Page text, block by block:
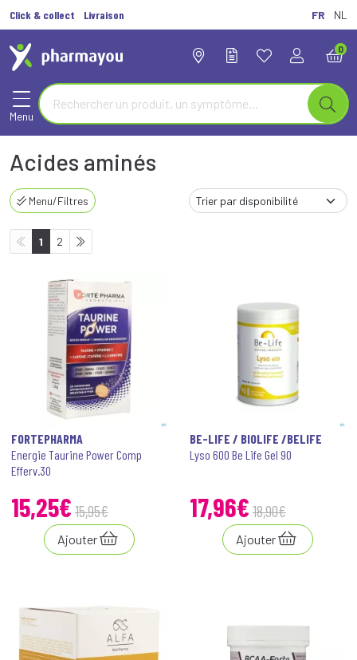
Click & collect Livraison FR NL
0
Menu
Acides aminés
Menu/Filtres
1 2
FORTEPHARMA
Energie Taurine Power Comp
Efferv.30
15,25€ 15,95€
Ajouter
BE-LIFE / BIOLIFE /BELIFE
Lyso 600 Be Life Gel 90
17,96€ 18,90€
Ajouter